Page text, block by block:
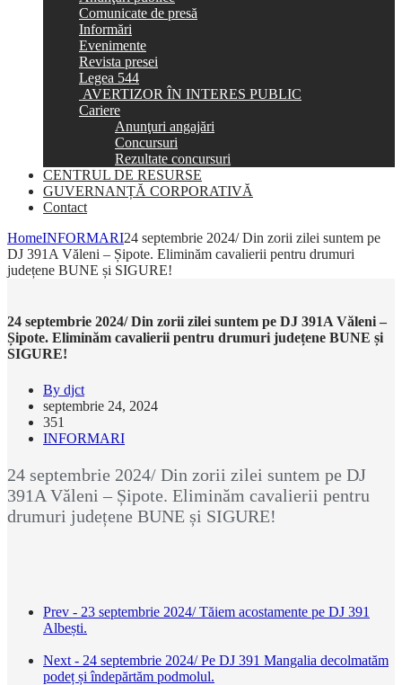
Comunicate de presă
Informări
Evenimente
Revista presei
Legea 544
AVERTIZOR ÎN INTERES PUBLIC
Cariere
Anunţuri angajări
Concursuri
Rezultate concursuri
CENTRUL DE RESURSE
GUVERNANȚĂ CORPORATIVĂ
Contact
HomeINFORMARI24 septembrie 2024/ Din zorii zilei suntem pe
DJ 391A Văleni – Șipote. Eliminăm cavalierii pentru drumuri
județene BUNE și SIGURE!
24 septembrie 2024/ Din zorii zilei suntem pe DJ 391A Văleni –
Șipote. Eliminăm cavalierii pentru drumuri județene BUNE și
SIGURE!
By djct
septembrie 24, 2024
351
INFORMARI
24 septembrie 2024/ Din zorii zilei suntem pe DJ
391A Văleni – Șipote. Eliminăm cavalierii pentru
drumuri județene BUNE și SIGURE!
Prev - 23 septembrie 2024/ Tăiem acostamente pe DJ 391
Albești.
Next - 24 septembrie 2024/ Pe DJ 391 Mangalia decolmatăm
podeț și îndepărtăm podmolul.